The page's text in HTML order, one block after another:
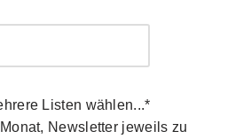
Listen wählen...*
Newsletter jeweils zu